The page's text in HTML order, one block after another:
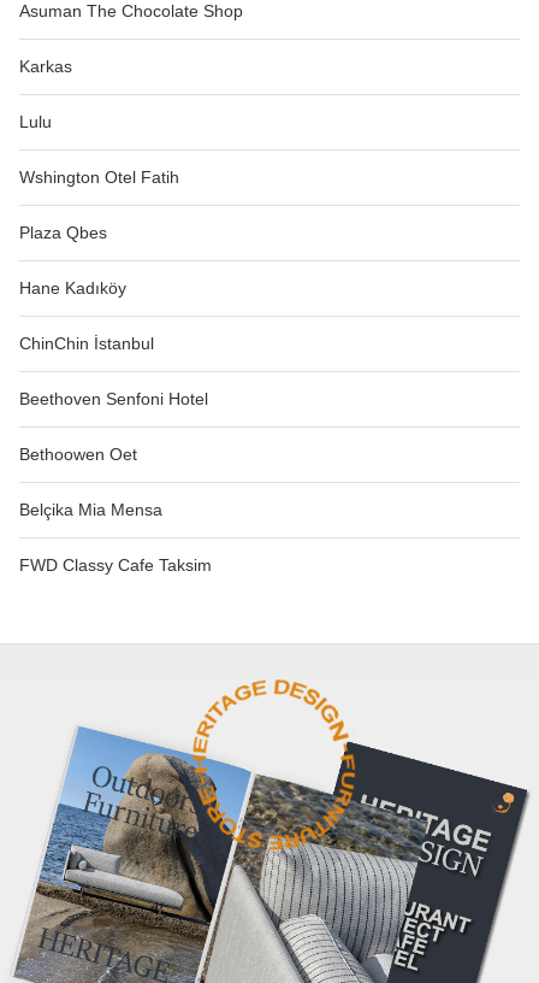
Asuman The Chocolate Shop
Karkas
Lulu
Wshington Otel Fatih
Plaza Qbes
Hane Kadıköy
ChinChin İstanbul
Beethoven Senfoni Hotel
Bethoowen Oet
Belçika Mia Mensa
FWD Classy Cafe Taksim